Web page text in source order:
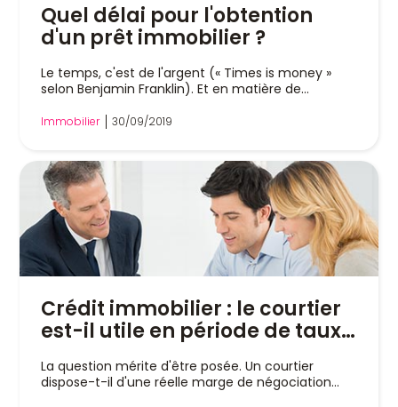
Quel délai pour l'obtention
d'un prêt immobilier ?
Le temps, c'est de l'argent (« Times is money »
selon Benjamin Franklin). Et en matière de...
Immobilier 30/09/2019
Crédit immobilier : le courtier
est-il utile en période de taux
bas ?
La question mérite d'être posée. Un courtier
dispose-t-il d'une réelle marge de négociation...